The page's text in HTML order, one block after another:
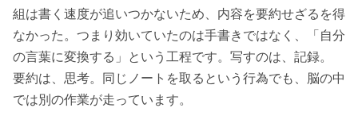
組は書く速度が追いつかないため、内容を要約せざるを得
なかった。つまり効いていたのは手書きではなく、「自分
の言葉に変換する」という工程です。写すのは、記録。
要約は、思考。同じノートを取るという行為でも、脳の中
では別の作業が走っています。